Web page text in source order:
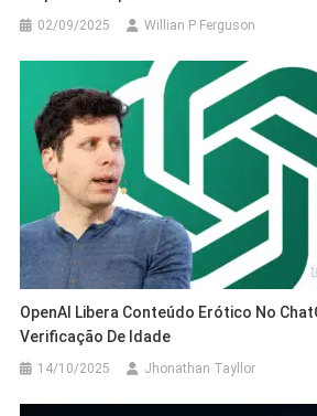
02/09/2025 Willian P Ferguson
OpenAI Libera Conteúdo Erótico No
Verificação De Idade
14/10/2025 Jhonathan Tayllor